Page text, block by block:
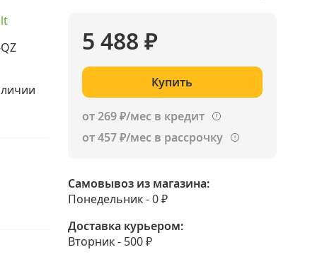
5 488 ₽
Купить
от 269 ₽/мес в кредит
от 457 ₽/мес в рассрочку
Самовывоз из магазина:
Понедельник - 0 ₽
Доставка курьером:
Вторник - 500 ₽